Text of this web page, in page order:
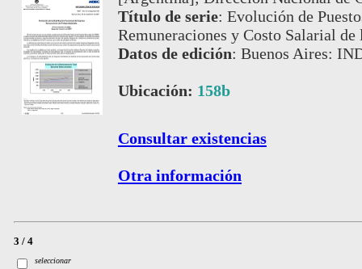
Título de serie: Evolución de
Remuneraciones y Costo Salarial
Datos de edición: Buenos Aires:
Ubicación: 158b
Consultar existencias
Otra información
3 / 4
seleccionar